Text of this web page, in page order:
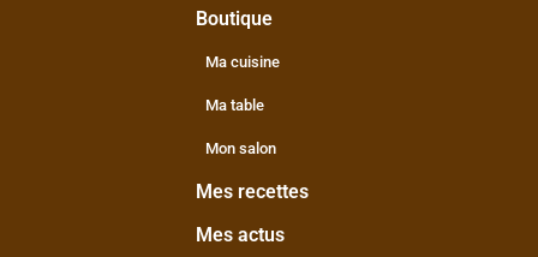
Boutique
Ma cuisine
Ma table
Mon salon
Mes recettes
Mes actus